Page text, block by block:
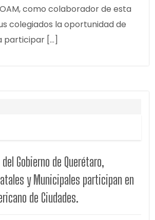
como colaborador de esta
colegiados la oportunidad de
participar […]
Gobierno de Querétaro,
y Municipales participan en
de Ciudades.